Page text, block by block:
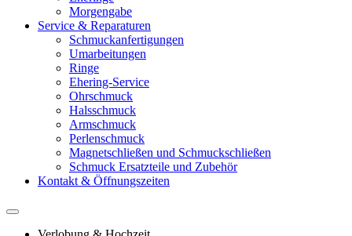
Morgengabe
Service & Reparaturen
Schmuckanfertigungen
Umarbeitungen
Ringe
Ehering-Service
Ohrschmuck
Halsschmuck
Armschmuck
Perlenschmuck
Magnetschließen und Schmuckschließen
Schmuck Ersatzteile und Zubehör
Kontakt & Öffnungszeiten